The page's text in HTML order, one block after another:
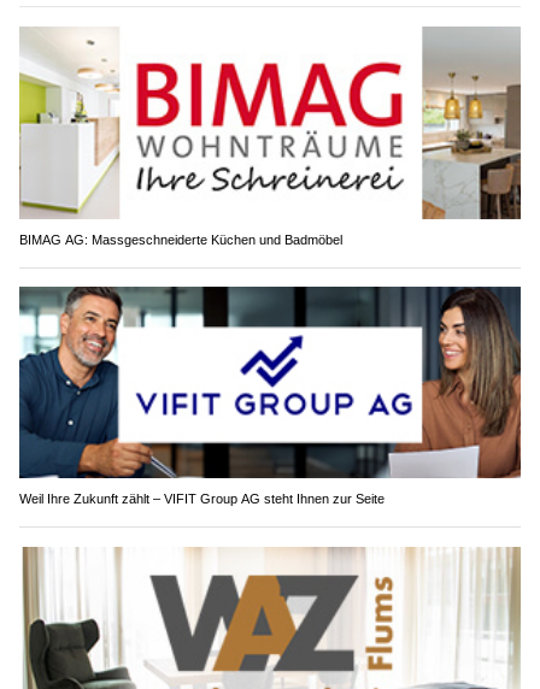
BIMAG AG: Massgeschneiderte Küchen und Badmöbel
Weil Ihre Zukunft zählt – VIFIT Group AG steht Ihnen zur Seite